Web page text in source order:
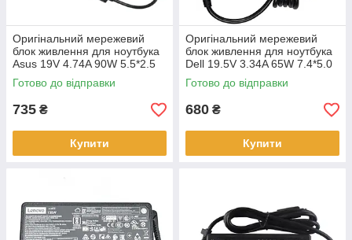
Оригінальний мережевий
блок живлення для ноутбука
Asus 19V 4.74A 90W 5.5*2.5
mm без кабеля 220V
Готово до відправки
735 ₴
Купити
Оригінальний мережевий
блок живлення для ноутбука
Dell 19.5V 3.34A 65W 7.4*5.0
mm прямокутний
Готово до відправки
680 ₴
Купити